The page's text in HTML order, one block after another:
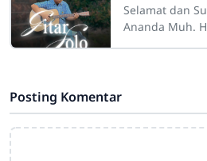
Selamat dan
Ananda Muh.
Posting Komentar